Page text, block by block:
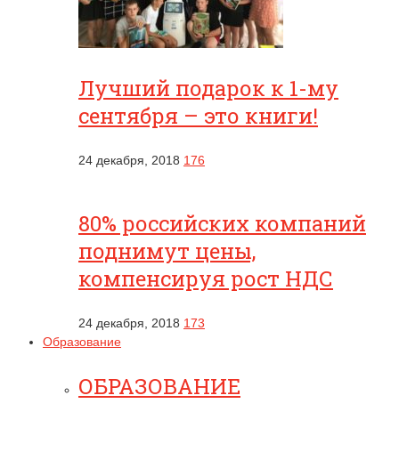
Лучший подарок к 1-му
сентября – это книги!
24 декабря, 2018 176
80% российских компаний
поднимут цены,
компенсируя рост НДС
24 декабря, 2018 173
Образование
ОБРАЗОВАНИЕ